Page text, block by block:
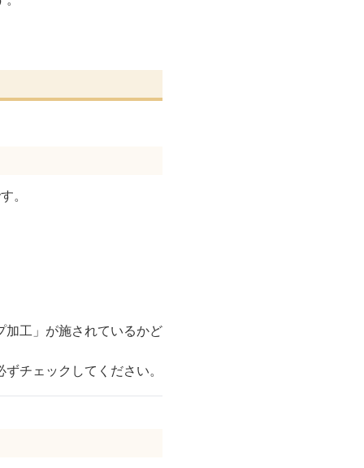
。
加工」が施されているかど
チェックしてください。